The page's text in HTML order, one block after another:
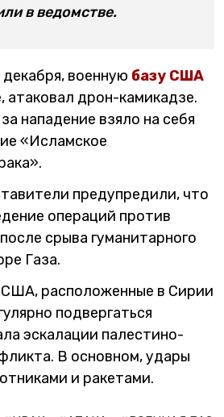
в ведомстве.
военную базу США
атаковал дрон-камикадзе.
нападение взяло на себя
«Исламское
предупредили, что
операций против
срыва гуманитарного
Газа.
расположенные в Сирии
подвергаться
эскалации палестино-
В основном, удары
и ракетами.